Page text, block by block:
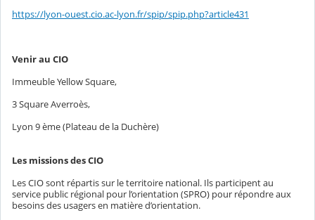
https://lyon-ouest.cio.ac-lyon.fr/spip/spip.php?article431
Venir au CIO
Immeuble Yellow Square,
3 Square Averroès,
Lyon 9 ème (Plateau de la Duchère)
Les missions des CIO
Les CIO sont répartis sur le territoire national. Ils participent au
service public régional pour l’orientation (SPRO) pour répondre aux
besoins des usagers en matière d’orientation.